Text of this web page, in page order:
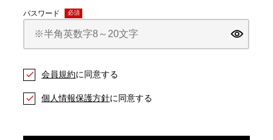
パスワード
(必
須)
会員規約に同意する
個人情報保護方針に同意する